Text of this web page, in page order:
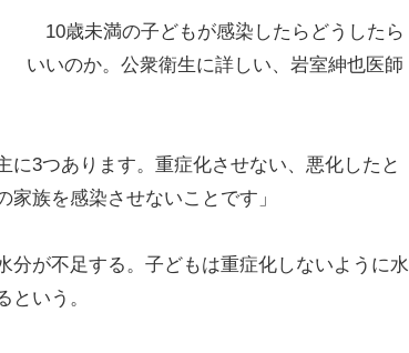
10歳未満の子どもが感染したらどうしたら
いいのか。公衆衛生に詳しい、岩室紳也医師
に3つあります。重症化させない、悪化したと
族を感染させないことです」
が不足する。子どもは重症化しないように水
いう。